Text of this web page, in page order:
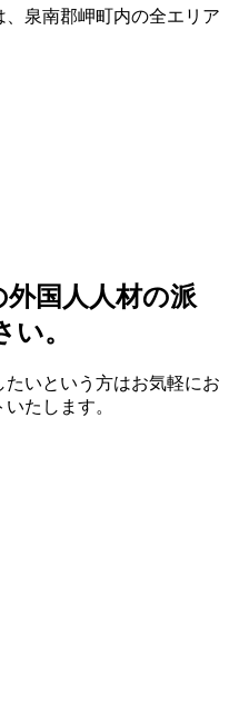
泉南郡岬町内の全エリア
国人人材の派
。
たいという方はお気軽にお
たします。